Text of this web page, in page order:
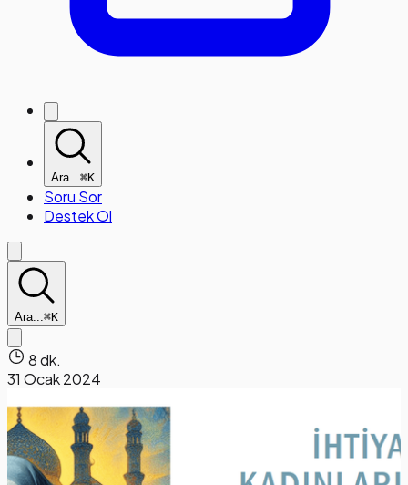
Ara...⌘K
Soru Sor
Destek Ol
Ara...⌘K
8 dk.
31 Ocak 2024